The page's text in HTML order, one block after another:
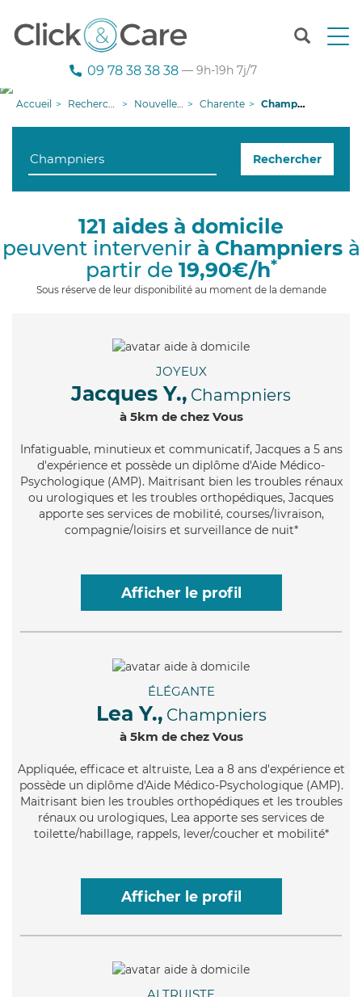
T
n
g
i
09 78 38 38 38 — 9h-19h 7j/7
Accueil Recherche aide à domicile Nouvelle-Aquitaine Charente Champniers
Rechercher
121 aides à domicile
peuvent intervenir à Champniersà
partir de 19,90€/h*
Sous réserve de leur disponibilité au moment de la demande
JOYEUX
Jacques Y., Champniers
à 5km de chez Vous
Infatiguable, minutieux et communicatif, Jacques a 5 ans
d'expérience et possède un diplôme d'Aide Médico-
Psychologique (AMP). Maitrisant bien les troubles rénaux
ou urologiques et les troubles orthopédiques, Jacques
apporte ses services de mobilité, courses/livraison,
compagnie/loisirs et surveillance de nuit*
Afficher le profil
ÉLÉGANTE
Lea Y., Champniers
à 5km de chez Vous
Appliquée, efficace et altruiste, Lea a 8 ans d'expérience et
possède un diplôme d'Aide Médico-Psychologique (AMP).
Maitrisant bien les troubles orthopédiques et les troubles
rénaux ou urologiques, Lea apporte ses services de
toilette/habillage, rappels, lever/coucher et mobilité*
Afficher le profil